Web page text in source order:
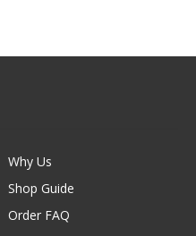
Why Us
Shop Guide
Order FAQ